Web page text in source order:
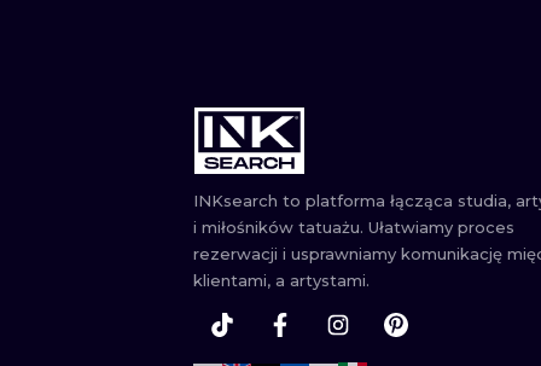
INKsearch to platforma łącząca studia,
i miłośników tatuażu. Ułatwiamy proces
rezerwacji i usprawniamy komunikację
klientami, a artystami.